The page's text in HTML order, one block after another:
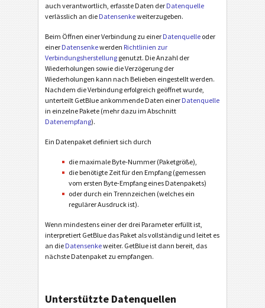
auch verantwortlich, erfasste Daten der Datenquelle
verlässlich an die Datensenkeweiterzugeben.
Beim Öffnen einer Verbindung zu einer Datenquelle oder
einer Datensenkewerden Richtlinien zur
Verbindungsherstellung genutzt. Die Anzahl der
Wiederholungen sowie die Verzögerung der
Wiederholungen kann nach Belieben eingestellt werden.
Nachdem die Verbindung erfolgreich geöffnet wurde,
unterteilt GetBlue ankommende Daten einer Datenquelle
in einzelne Pakete (mehr dazu im Abschnitt
Datenempfang).
Ein Datenpaket definiert sich durch
die maximale Byte-Nummer (Paketgröße),
die benötigte Zeit für den Empfang (gemessen
vom ersten Byte-Empfang eines Datenpakets)
oder durch ein Trennzeichen (welches ein
regulärer Ausdruck ist).
Wenn mindestens einer der drei Parameter erfüllt ist,
interpretiert GetBlue das Paket als vollständig und leitet es
an die Datensenkeweiter. GetBlue ist dann bereit, das
nächste Datenpaket zu empfangen.
Unterstützte Datenquellen